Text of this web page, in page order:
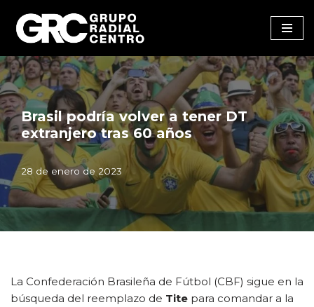
Saltar
al
contenido
Brasil podría volver a tener DT
extranjero tras 60 años
28 de enero de 2023
La Confederación Brasileña de Fútbol (CBF) sigue en la
búsqueda del reemplazo de Tite para comandar a la